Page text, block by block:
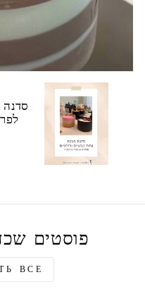
סדנה
פוסטים
ВСЕ